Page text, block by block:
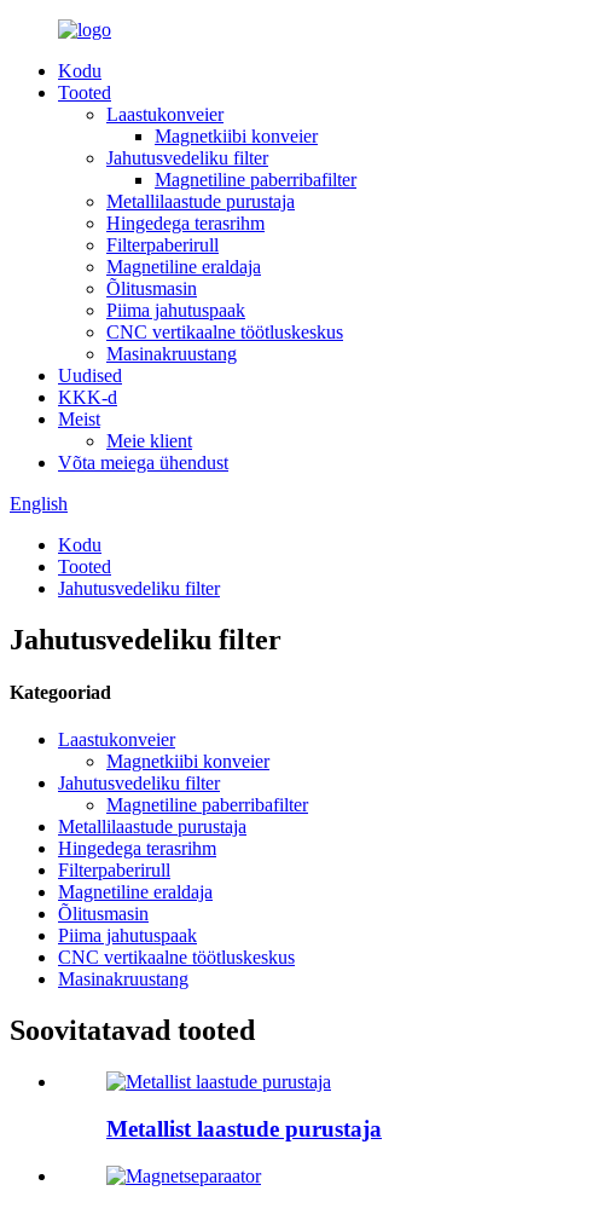
Kodu
Tooted
Laastukonveier
Magnetkiibi konveier
Jahutusvedeliku filter
Magnetiline paberribafilter
Metallilaastude purustaja
Hingedega terasrihm
Filterpaberirull
Magnetiline eraldaja
Õlitusmasin
Piima jahutuspaak
CNC vertikaalne töötluskeskus
Masinakruustang
Uudised
KKK-d
Meist
Meie klient
Võta meiega ühendust
English
Kodu
Tooted
Jahutusvedeliku filter
Jahutusvedeliku filter
Kategooriad
Laastukonveier
Magnetkiibi konveier
Jahutusvedeliku filter
Magnetiline paberribafilter
Metallilaastude purustaja
Hingedega terasrihm
Filterpaberirull
Magnetiline eraldaja
Õlitusmasin
Piima jahutuspaak
CNC vertikaalne töötluskeskus
Masinakruustang
Soovitatavad tooted
Metallist laastude purustaja